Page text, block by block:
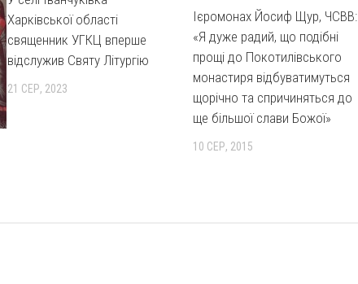
Харківської області
священник УГКЦ вперше
відслужив Святу Літургію
21 СЕР, 2023
Ієромонах Йосиф Щур, ЧСВВ:
«Я дуже радий, що подібні
прощі до Покотилівського
монастиря відбуватимуться
щорічно та спричиняться до
ще більшої слави Божої»
10 СЕР, 2015